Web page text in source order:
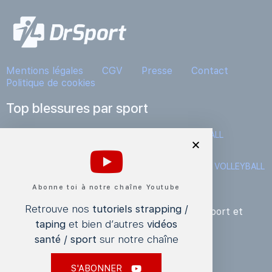
Mentions légales CGV Presse
Contact
Politique de cookies
Top blessures par sport
FOOTBALL
NATATION RUGBY
RUNNING
SKI, SPORTS D’HIVER, SNOWBOARD
VOLLEYBALL
Pour ne rien manquer des actualités de DrSport et
bénéficier d’offres exclusives.
Abonne toi à notre chaîne Youtube
Retrouve nos tutoriels strapping /
taping et bien d’autres vidéos
santé / sport sur notre chaîne
S'ABONNER